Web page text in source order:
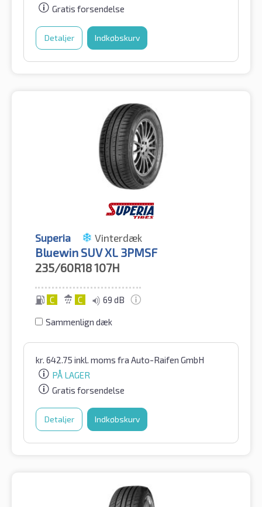
Gratis forsendelse
Detaljer Indkøbskurv
Superia Vinterdæk
Bluewin SUV XL 3PMSF
235/60R18107H
C C 69 dB
Sammenlign dæk
kr. 642.75 inkl. moms fra Auto-Raifen GmbH
PÅ LAGER
Gratis forsendelse
Detaljer Indkøbskurv